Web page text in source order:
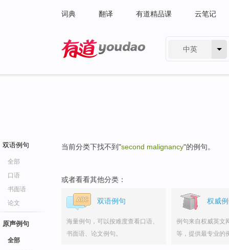
词典 翻译 有道精品课 云笔记
中英
双语例句
全部
口语
书面语
论文
原声例句
全部
当前分类下找不到"second malignancy"的例句。
或者看看其他分类：
双语例句
海量例句，可以按难度查看口语、
书面语、论文例句。
权威
例句来自权威英文
等，提供最专业的